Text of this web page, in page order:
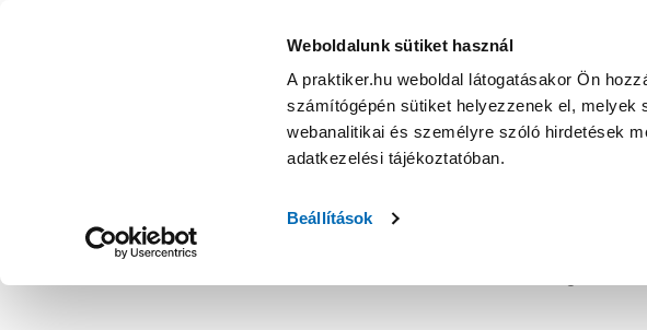
Weboldalunk sütiket használ
A praktiker.hu weboldal látogatásakor Ön
számítógépén sütiket helyezzenek el, melyek
webanalitikai és személyre szóló hirdetések
adatkezelési tájékoztatóban.
Beállítások